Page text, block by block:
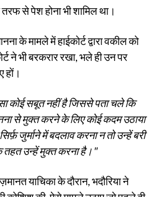
से पेश होना भी शामिल था।
​​के मामले में हाईकोर्ट द्वारा वकील को
ने भी बरकरार रखा, भले ही उन पर
हों।
कोई सबूत नहीं है जिससे पता चले कि
​​से मुक्त करने के लिए कोई कदम उठाया
जुर्माने में बदलाव करना न तो उन्हें बरी
तहत उन्हें मुक्त करना है।"
याचिका के दौरान, भदौरिया ने